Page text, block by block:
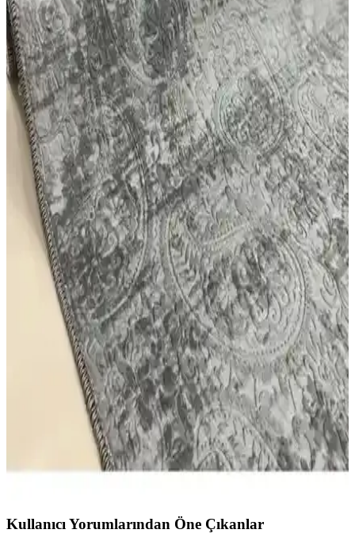
kullanım alanları ve kullanıcı geri bildirimleriyle öne çıkıyor.
Faiend Yıkanabilir Halı ve Yolluk Karşılaştırması:
Özellikler, Kullanıcı Yorumları ve Seçim Rehberi
İki farklı Faiend yıkanabilir halı ve yolluk ürününü detaylı
karşılaştırıyoruz. Boyut, malzeme, kullanım kolaylığı ve kullanıcı
geri bildirimleri ile ilgili önemli bilgiler içerir.
Faiend Yıkanabilir Yolluk vs West Home: Kalınlık,
Temizlik ve Tasarım Özellikleri Karşılaştırması
Bu karşılaştırmada Faiend Yıkanabilir Yolluk ile West Home'in
makinede yıkanabilir kaymaz tabanlı gri oval halı ve yolluk
modelleri malzeme, kalınlık, kesim, baskı desen, bakım ve tasarım
açısından incelenir; kullanıcı yorumlarıyla avantajlar ve sınırlılıklar
özetlenir.
Konfor Halı Modern Jüt Yolluk Halı Rusticana
3101 ve 3102 Karşılaştırması ve Kullanıcı Yorumları
Rusticana 3101 ve 3102 modern jüt yolluk halıları, tasarım,
malzeme ve kullanıcı memnuniyeti açısından farklı özellikler
sunuyor. Her iki ürün de dayanıklı ve şık olup, çeşitli alanlarda
Dinarsu Kaymaz Halı Assos Nevra Gri: Güvenli ve
Şık Ev Dekorasyonu İçin Uygun Yolluk
Dinarsu'nun tasarladığı Assos Nevra Gri kaymaz halı, dayanıklı
polyester üst yüzey, modern tasarım ve antibakteriyel özellikleriyle
Kullanıcı Yorumlarından Öne Çıkanlar